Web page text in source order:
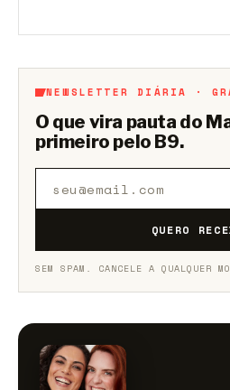
NEWSLETTER DIÁRIA ·
O que vira pauta do
primeiro pelo B9.
QUERO
SEM SPAM. CANCELE A QUALQUER